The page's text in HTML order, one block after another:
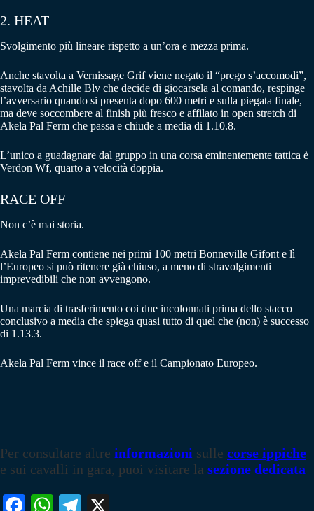
2. HEAT
Svolgimento più lineare rispetto a un’ora e mezza prima.
Anche stavolta a Vernissage Grif viene negato il “prego s’accomodi”,
stavolta da Achille Blv che decide di giocarsela al comando, respinge
l’avversario quando si presenta dopo 600 metri e sulla piegata finale,
ma deve soccombere al finish più fresco e affilato in open stretch di
Akela Pal Ferm che passa e chiude a media di 1.10.8.
L’unico a guadagnare dal gruppo in una corsa eminentemente tattica è
Verdon Wf, quarto a velocità doppia.
RACE OFF
Non c’è mai storia.
Akela Pal Ferm contiene nei primi 100 metri Bonneville Gifont e lì
l’Europeo si può ritenere già chiuso, a meno di stravolgimenti
imprevedibili che non avvengono.
Una marcia di trasferimento coi due incolonnati prima dello stacco
conclusivo a media che spiega quasi tutto di quel che (non) è successo
di 1.13.3.
Akela Pal Ferm vince il race off e il Campionato Europeo.
Per consultare altre informazioni sulle corse ippiche
e sui cavalli in gara, puoi visitare la sezione dedicata
Fa W
Te